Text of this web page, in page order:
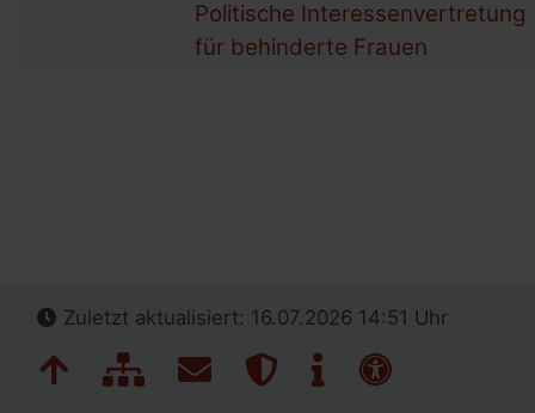
Politische Interessenvertretung
für behinderte Frauen
Zuletzt aktualisiert: 16.07.2026 14:51 Uhr
Navigation überspringen
Zum Seitenanfang
Inhaltsübersicht
KontaktDatenschutz
Impressum